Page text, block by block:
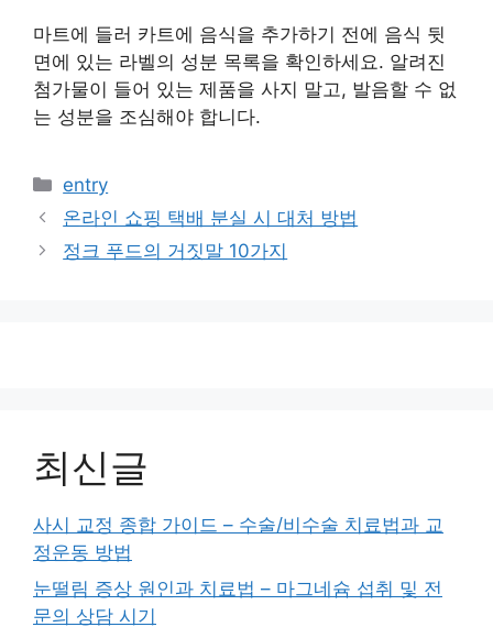
마트에 들러 카트에 음식을 추가하기 전에 음식 뒷
면에 있는 라벨의 성분 목록을 확인하세요. 알려진
첨가물이 들어 있는 제품을 사지 말고, 발음할 수 없
는 성분을 조심해야 합니다.
카
테
리
entry
온라인 쇼핑 택배 분실 시 대처 방법
정크 푸드의 거짓말 10가지
최신글
사시 교정 종합 가이드 – 수술/비수술 치료법과 교
정운동 방법
눈떨림 증상 원인과 치료법 – 마그네슘 섭취 및 전
문의 상담 시기